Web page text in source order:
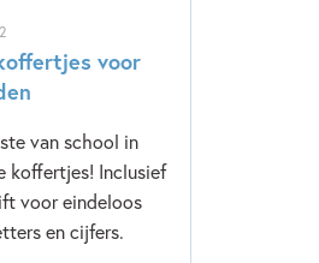
voor
van school in
koffertjes! Inclusief
voor eindeloos
en cijfers.